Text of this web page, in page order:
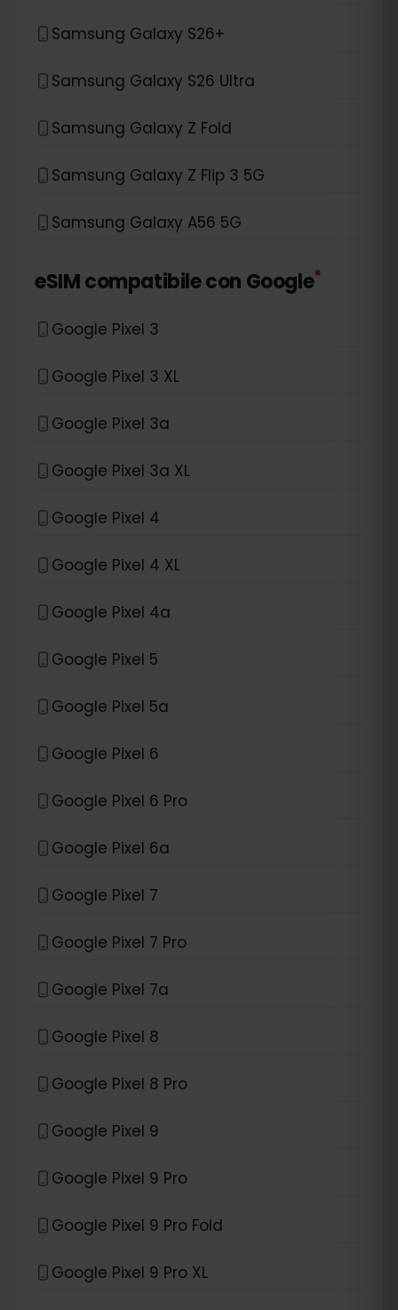
Samsung Galaxy S26+
Samsung Galaxy S26 Ultra
Samsung Galaxy Z Fold
Samsung Galaxy Z Flip 3 5G
Samsung Galaxy A56 5G
eSIM compatibile con Google*
Google Pixel 3
Google Pixel 3 XL
Google Pixel 3a
Google Pixel 3a XL
Google Pixel 4
Google Pixel 4 XL
Google Pixel 4a
Google Pixel 5
Google Pixel 5a
Google Pixel 6
Google Pixel 6 Pro
Google Pixel 6a
Google Pixel 7
Google Pixel 7 Pro
Google Pixel 7a
Google Pixel 8
Google Pixel 8 Pro
Google Pixel 9
Google Pixel 9 Pro
Google Pixel 9 Pro Fold
Google Pixel 9 Pro XL